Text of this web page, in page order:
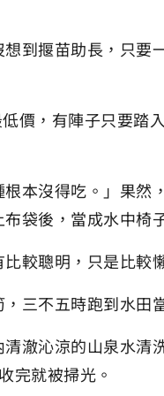
到揠苗助長，只
價，有陣子只要踏
本沒得吃。」果
袋後，當成水中椅
較聰明，只是比較
三不五時跑到水田
澈沁涼的山泉水
完就被掃光。